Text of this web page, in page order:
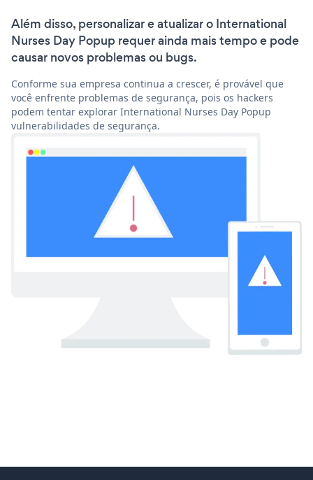
Além disso, personalizar e atualizar o International
Nurses Day Popup requer ainda mais tempo e pode
causar novos problemas ou bugs.
Conforme sua empresa continua a crescer, é provável que
você enfrente problemas de segurança, pois os hackers
podem tentar explorar International Nurses Day Popup
vulnerabilidades de segurança.